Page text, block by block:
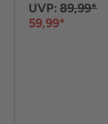
UVP: 89,99*
59,99*